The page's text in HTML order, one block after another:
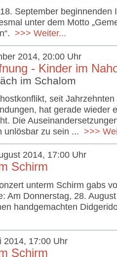
September beginnenden
unter dem Motto
>>> Weiter...
2014, 20:00 Uhr
- Kinder im
im Schalom
seit
hat gerade wieder
Die
unlösbar zu sein ... >>>
2014, 17:00 Uhr
Schirm
unterm Schirm gabs
Am Donnerstag, 28.
handgemachten
2014, 17:00 Uhr
Schirm